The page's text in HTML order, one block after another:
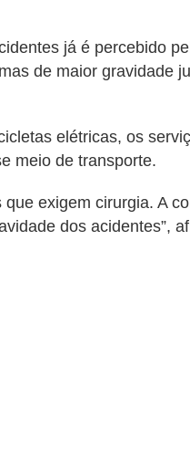
já é percebido
de maior gravidade
elétricas, os
meio de transporte.
exigem cirurgia. A
dos acidentes”,